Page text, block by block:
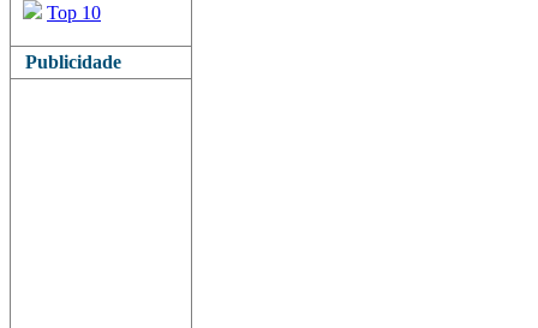
Top 10
Publicidade